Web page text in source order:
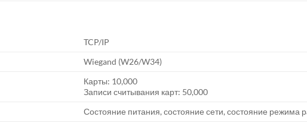
TCP/IP
Wiegand (W26/W34)
Карты: 10,000
Записи считывания карт: 50,000
Состояние питания, состояние сети, состояние режима